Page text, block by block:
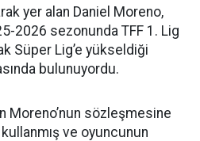
yer alan Daniel Moreno,
2026 sezonunda TFF 1. Lig
Süper Lig’e yükseldiği
bulunuyordu.
Moreno’nun sözleşmesine
ve oyuncunun